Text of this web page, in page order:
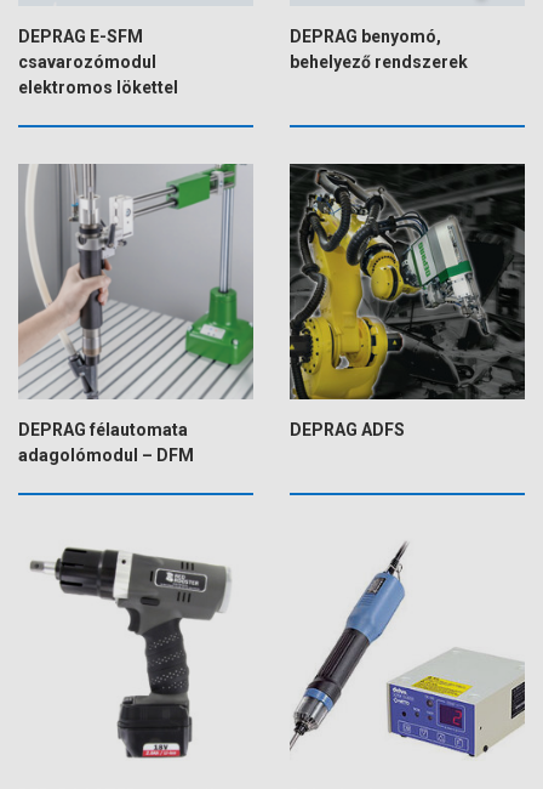
DEPRAG E-SFM
csavarozómodul
elektromos lökettel
DEPRAG benyomó,
behelyező rendszerek
DEPRAG félautomata
adagolómodul – DFM
DEPRAG ADFS